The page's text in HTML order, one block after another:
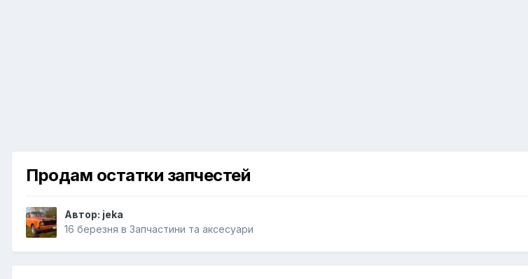
Продам остатки запчестей
Автор: jeka
16 березня в Запчастини та аксесуари